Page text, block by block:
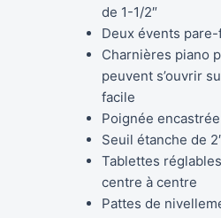
de 1-1/2″
Deux évents
Charnières piano
peuvent s’ouvrir
facile
Poignée encastrée
Seuil étanche de
Tablettes
centre à centre
Pattes de